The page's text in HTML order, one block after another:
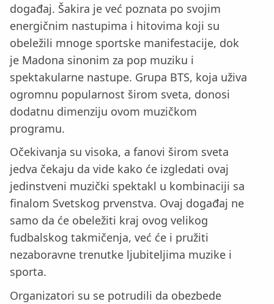
događaj. Šakira je već poznata po svojim
energičnim nastupima i hitovima koji su
obeležili mnoge sportske manifestacije, dok
je Madona sinonim za pop muziku i
spektakularne nastupe. Grupa BTS, koja uživa
ogromnu popularnost širom sveta, donosi
dodatnu dimenziju ovom muzičkom
programu.
Očekivanja su visoka, a fanovi širom sveta
jedva čekaju da vide kako će izgledati ovaj
jedinstveni muzički spektakl u kombinaciji sa
finalom Svetskog prvenstva. Ovaj događaj ne
samo da će obeležiti kraj ovog velikog
fudbalskog takmičenja, već će i pružiti
nezaboravne trenutke ljubiteljima muzike i
sporta.
Organizatori su se potrudili da obezbede